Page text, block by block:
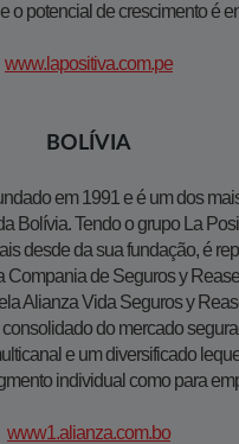
o potencial de crescimento é
​www.lapositiva.com.pe​
BOLÍVIA
em 1991 e é um dos
Bolívia. Tendo o grupo La
desde da sua fundação, é
Compania de Seguros y
Alianza Vida Seguros y
do mercado
e um diversificado
individual como para
www1.alianza.com.bo